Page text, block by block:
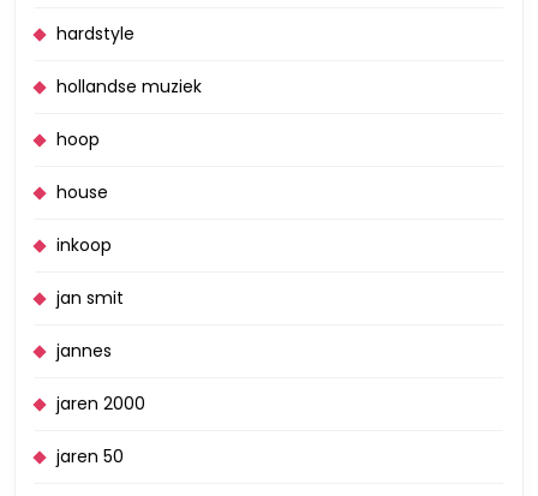
hardstyle
hollandse muziek
hoop
house
inkoop
jan smit
jannes
jaren 2000
jaren 50